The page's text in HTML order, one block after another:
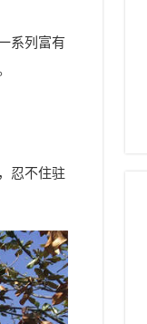
系列富有
忍不住驻